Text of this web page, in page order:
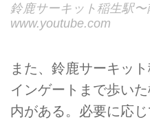
鈴鹿サーキット稲生駅〜
www.youtube.com
また、鈴鹿サーキッ
インゲートまで歩い
内がある。必要に応